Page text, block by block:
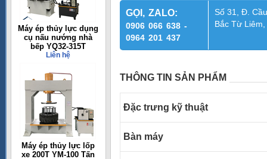
Máy ép thủy lực dụng
cụ nấu nướng nhà
bếp YQ32-315T
Liên hệ
Máy ép thủy lực lốp
xe 200T YM-100 Tấn
GỌI, ZALO:
0906 066 638 -
0964 201 437
Số 31, Đ.
Bắc Từ
THÔNG TIN SẢN PHẨM
Đặc trưng kỹ thuật
Bàn máy